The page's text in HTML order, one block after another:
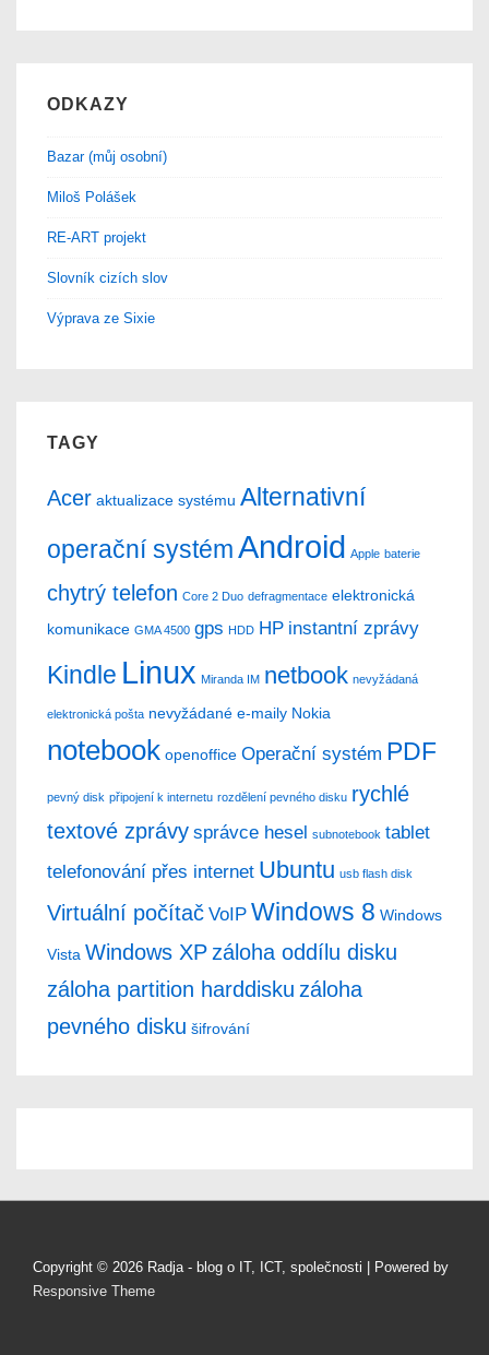
ODKAZY
Bazar (můj osobní)
Miloš Polášek
RE-ART projekt
Slovník cizích slov
Výprava ze Sixie
TAGY
Acer aktualizace systému Alternativní
operační systémAndroid Apple baterie
chytrý telefon Core 2 Duo defragmentace elektronická
komunikace GMA 4500 gps HDD HP instantní zprávy
Kindle Linux Miranda IM netbook nevyžádaná
elektronická pošta nevyžádané e-maily Nokia
notebook openoffice Operační systém PDF
pevný disk připojení k internetu rozdělení pevného disku rychlé
textové zprávy správce hesel subnotebook tablet
telefonování přes internet Ubuntu usb flash disk
Virtuální počítač VoIP Windows 8 Windows
Vista Windows XP záloha oddílu disku
záloha partition harddisku záloha
pevného disku šifrování
Copyright © 2026 Radja - blog o IT, ICT, společnosti | Powered by
Responsive Theme